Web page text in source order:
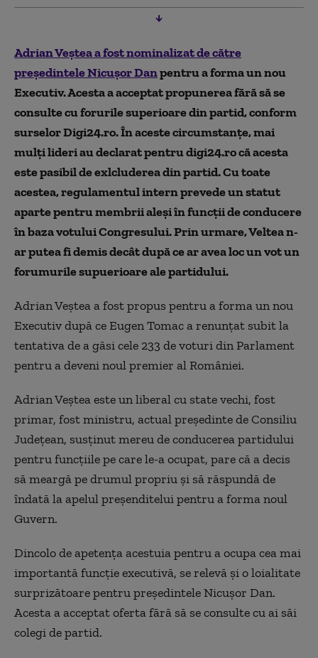
Adrian Veștea a fost nominalizat de către
președintele Nicușor Danpentru a forma un nou
Executiv. Acesta a acceptat propunerea fără să se
consulte cu forurile superioare din partid, conform
surselor Digi24.ro. În aceste circumstanțe, mai
mulți lideri au declarat pentru digi24.ro că acesta
este pasibil de exlcluderea din partid. Cu toate
acestea, regulamentul intern prevede un statut
aparte pentru membrii aleși în funcții de conducere
în baza votului Congresului. Prin urmare, Veltea n-
ar putea fi demis decât după ce ar avea loc un vot un
forumurile supuerioare ale partidului.
Adrian Veștea a fost propus pentru a forma un nou
Executiv după ce Eugen Tomac a renunțat subit la
tentativa de a găsi cele 233 de voturi din Parlament
pentru a deveni noul premier al României.
Adrian Veștea este un liberal cu state vechi, fost
primar, fost ministru, actual președinte de Consiliu
Județean, susținut mereu de conducerea partidului
pentru funcțiile pe care le-a ocupat, pare că a decis
să meargă pe drumul propriu și să răspundă de
îndată la apelul preșenditelui pentru a forma noul
Guvern.
Dincolo de apetența acestuia pentru a ocupa cea mai
importantă funcție executivă, se relevă și o loialitate
surprizătoare pentru președintele Nicușor Dan.
Acesta a acceptat oferta fără să se consulte cu ai săi
colegi de partid.